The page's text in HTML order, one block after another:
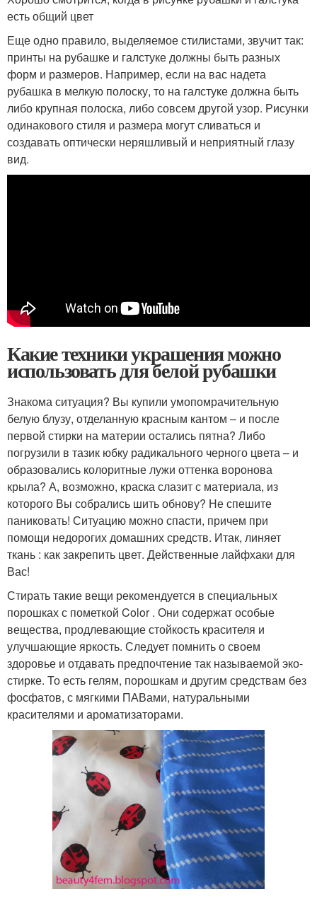
есть общий цвет
Еще одно правило, выделяемое стилистами, звучит так:
принты на рубашке и галстуке должны быть разных
форм и размеров. Например, если на вас надета
рубашка в мелкую полоску, то на галстуке должна быть
либо крупная полоска, либо совсем другой узор. Рисунки
одинакового стиля и размера могут сливаться и
создавать оптически неряшливый и неприятный глазу
вид.
Какие техники украшения можно
использовать для белой рубашки
Знакома ситуация? Вы купили умопомрачительную
белую блузу, отделанную красным кантом – и после
первой стирки на материи остались пятна? Либо
погрузили в тазик юбку радикального черного цвета – и
образовались колоритные лужи оттенка воронова
крыла? А, возможно, краска слазит с материала, из
которого Вы собрались шить обнову? Не спешите
паниковать! Ситуацию можно спасти, причем при
помощи недорогих домашних средств. Итак, линяет
ткань : как закрепить цвет. Действенные лайфхаки для
Вас!
Стирать такие вещи рекомендуется в специальных
порошках с пометкой Color . Они содержат особые
вещества, продлевающие стойкость красителя и
улучшающие яркость. Следует помнить о своем
здоровье и отдавать предпочтение так называемой эко-
стирке. То есть гелям, порошкам и другим средствам без
фосфатов, с мягкими ПАВами, натуральными
красителями и ароматизаторами.